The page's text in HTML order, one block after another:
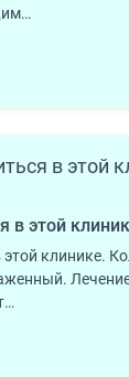
в этой
клинике.